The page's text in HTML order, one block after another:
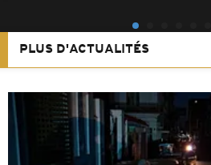
PLUS D'ACTUALITÉS